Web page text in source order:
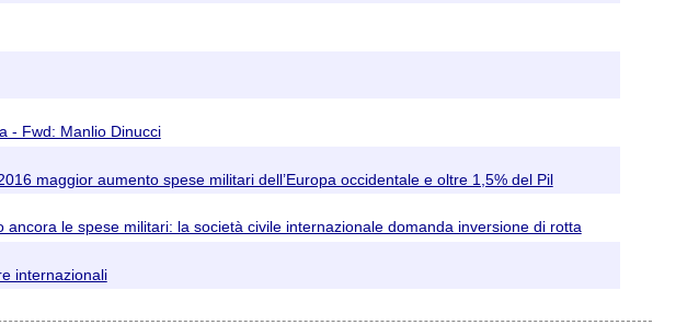
- Fwd: Manlio Dinucci
maggior aumento spese militari dell’Europa occidentale e oltre 1,5% del Pil
le spese militari: la società civile internazionale domanda inversione di rotta
internazionali